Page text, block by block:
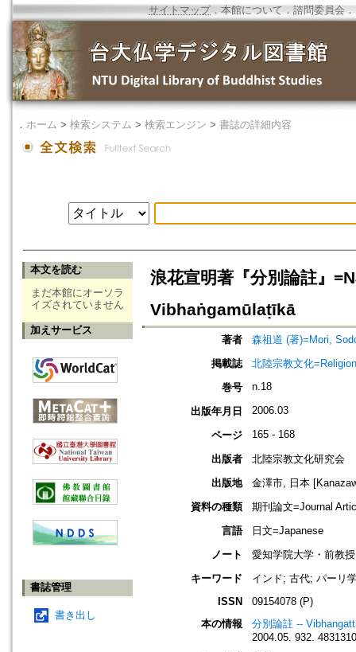
サイトマップ．本館について ． 諮問委員会 ．
． ホーム > 検索システム > 検索エンジン > 書誌の詳細内容
本文を読む
まだ本館にオーソラ
イズされていません
加えサービス
書誌管理
書き出し
浪花宣明著『分別論註』
Vibhaṅgamūlaṭīkā
著者
森祖道 (著)=Mori,
掲載誌
北陸宗教文化
巻号
n.18
出版年月日 2006.03
ページ 165 - 168
出版者
北陸宗教文化研究会
出版地
金澤市, 日本
資料の種類
期刊論文=Journal
言語
日文=Japanese
ノート
愛知学院大学・前教授
キーワード
インド; 古代; パーリ
ISSN
09154078 (P)
本の情報
分別論註 --
2004.05. 932.